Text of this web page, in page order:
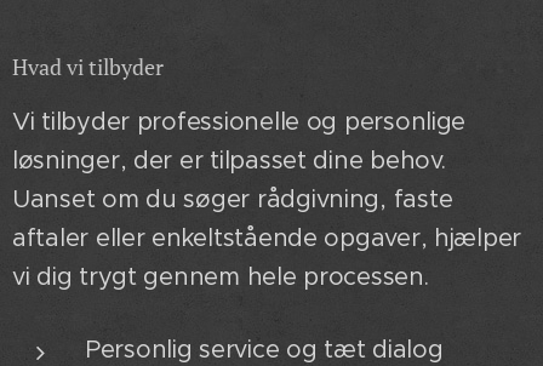
Hvad vi tilbyder
Vi tilbyder professionelle og personlige
løsninger, der er tilpasset dine behov.
Uanset om du søger rådgivning, faste
aftaler eller enkeltstående opgaver, hjælper
vi dig trygt gennem hele processen.
Personlig service og tæt dialog